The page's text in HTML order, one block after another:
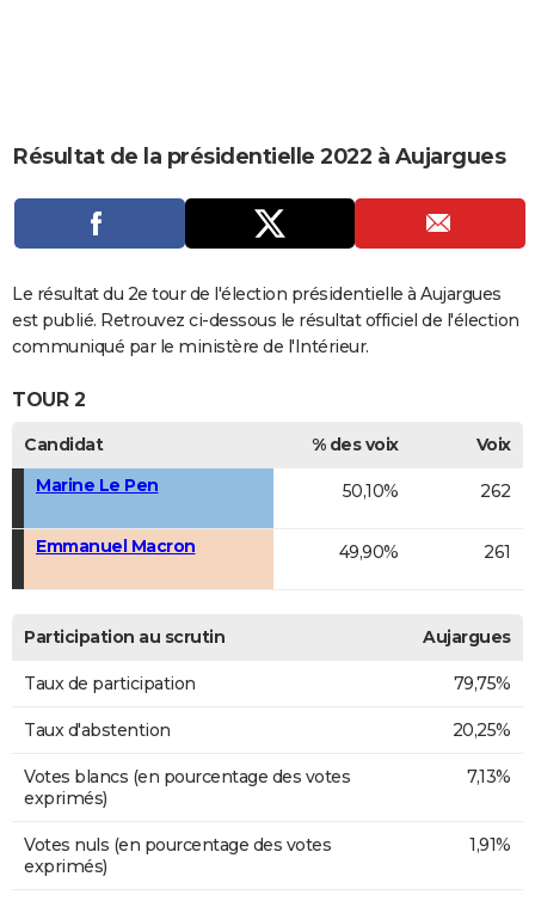
Carte de Noël
Carte Bonne année
Carte Saint-Valentin
Carte Pâques
Carte d'anniversaire
DICTIONNAIRE
COPAINS D'AVANT
Se connecter
Entreprises
Service militaire
Avis de recherche
Résultat de la présidentielle 2022 à Aujargues
Le résultat du 2e tour de l'élection présidentielle à Aujargues
est publié. Retrouvez ci-dessous le résultat officiel de l'élection
communiqué par le ministère de l'Intérieur.
TOUR 2
Candidat % des voix
Voix
Marine Le Pen
50,10% 262
Emmanuel Macron 49,90% 261
Participation au scrutin Aujargues
Taux de participation 79,75%
Taux d'abstention 20,25%
Votes blancs (en pourcentage des votes
exprimés)
7,13%
Votes nuls (en pourcentage des votes
exprimés)
1,91%